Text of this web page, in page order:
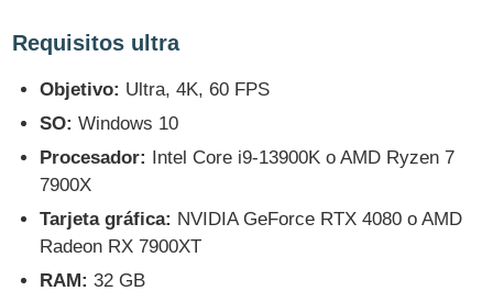
Requisitos ultra
Objetivo: Ultra, 4K, 60 FPS
SO: Windows 10
Procesador: Intel Core i9-13900K o AMD Ryzen 7
7900X
Tarjeta gráfica: NVIDIA GeForce RTX 4080 o AMD
Radeon RX 7900XT
RAM: 32 GB